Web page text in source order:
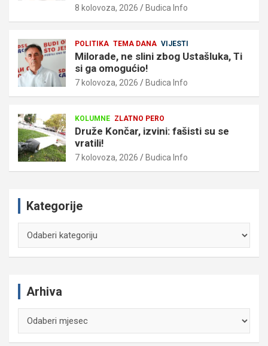
8 kolovoza, 2026 Budica Info
POLITIKA TEMA DANA VIJESTI
Milorade, ne slini zbog Ustašluka, Ti
si ga omogućio!
7 kolovoza, 2026 Budica Info
KOLUMNE ZLATNO PERO
Druže Končar, izvini: fašisti su se
vratili!
7 kolovoza, 2026 Budica Info
Kategorije
Arhiva